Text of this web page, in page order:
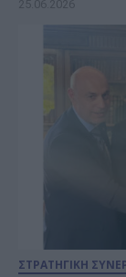
25.06.2026
ΣΤΡΑΤΗΓΙΚΗ